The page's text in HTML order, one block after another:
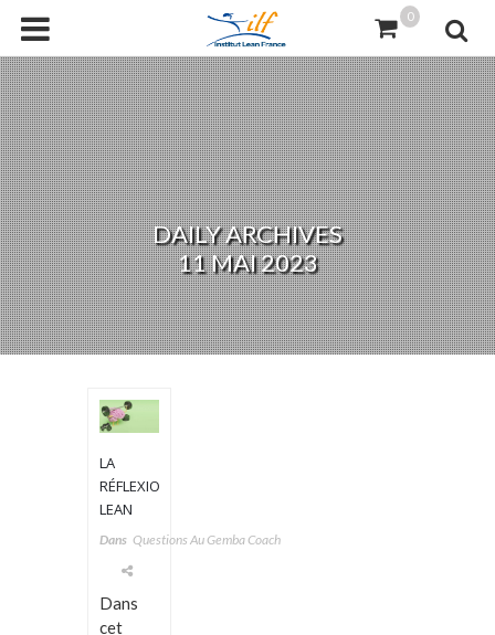
0
DAILY ARCHIVES
11 MAI 2023
LA
RÉFLEXION
LEAN
C’EST LE
PERSONNEL
Dans Questions Au Gemba Coach
Dans
cet